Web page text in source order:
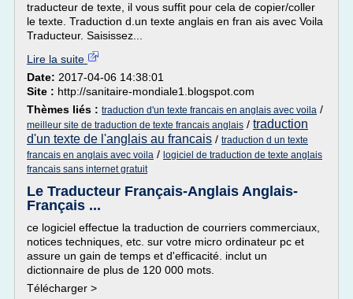
traducteur de texte, il vous suffit pour cela de copier/coller
le texte. Traduction d.un texte anglais en fran ais avec Voila
Traducteur. Saisissez...
Lire la suite
Date: 2017-04-06 14:38:01
Site : http://sanitaire-mondiale1.blogspot.com
Thèmes liés : traduction d'un texte francais en anglais avec voila /
meilleur site de traduction de texte francais anglais / traduction
d'un texte de l'anglais au francais / traduction d un texte
francais en anglais avec voila / logiciel de traduction de texte anglais
francais sans internet gratuit
Le Traducteur Français-Anglais Anglais-
Français ...
ce logiciel effectue la traduction de courriers commerciaux,
notices techniques, etc. sur votre micro ordinateur pc et
assure un gain de temps et d'efficacité. inclut un
dictionnaire de plus de 120 000 mots.
Télécharger >